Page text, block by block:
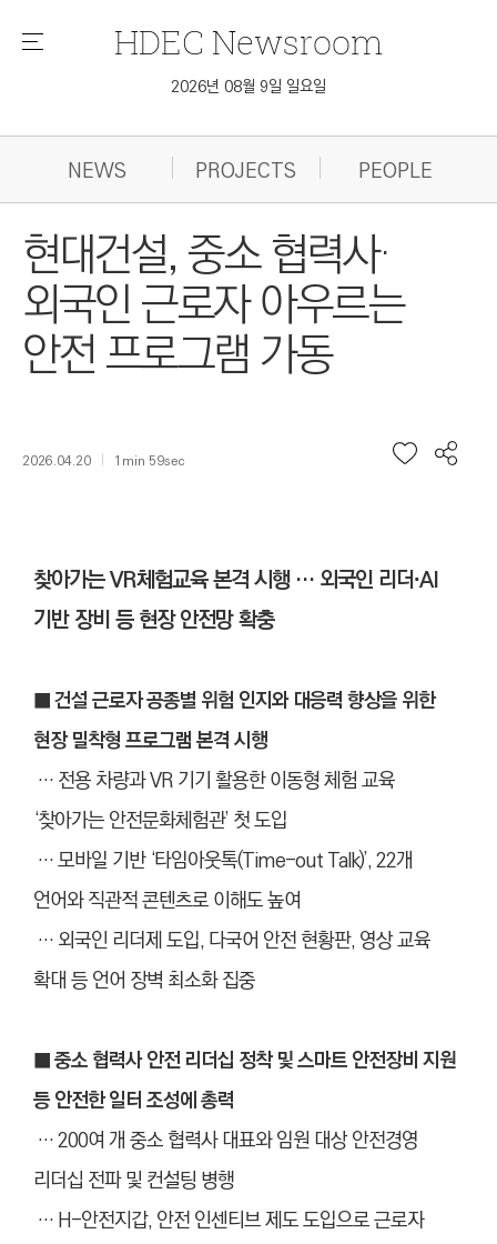
메
HDEC Newsroom
2026년 08월 9일 일요일
NEWS PROJECTS PEOPLE
현대건설, 중소 협력사·
외국인 근로자 아우르는
안전 프로그램 가동
2026.04.20 1min 59sec
찾아가는 VR체험교육 본격 시행 … 외국인 리더∙AI
기반 장비 등 현장 안전망 확충
■ 건설 근로자 공종별 위험 인지와 대응력 향상을 위한
현장 밀착형 프로그램 본격 시행
… 전용 차량과 VR 기기 활용한 이동형 체험 교육
‘찾아가는 안전문화체험관’ 첫 도입
… 모바일 기반 ‘타임아웃톡(Time-out Talk)’, 22개
언어와 직관적 콘텐츠로 이해도 높여
… 외국인 리더제 도입, 다국어 안전 현황판, 영상 교육
확대 등 언어 장벽 최소화 집중
■ 중소 협력사 안전 리더십 정착 및 스마트 안전장비 지원
등 안전한 일터 조성에 총력
… 200여 개 중소 협력사 대표와 임원 대상 안전경영
리더십 전파 및 컨설팅 병행
… H-안전지갑, 안전 인센티브 제도 도입으로 근로자